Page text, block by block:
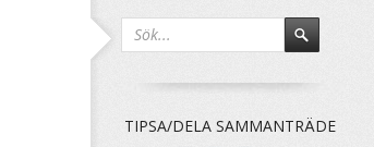
TIPSA/DELA SAMMANTRÄDE